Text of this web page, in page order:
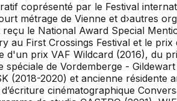
coprésenté par le Festival
métrage de Vienne et d›autres
le National Award Special
au First Crossings Festival et le
d'un prix VAF Wildcard (2016), du
spéciale de Vordemberge -
(2018-2020) et ancienne résidente
cinématographique